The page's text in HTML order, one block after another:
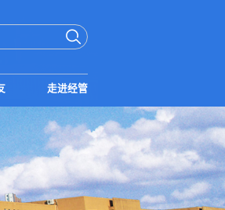
走进经管